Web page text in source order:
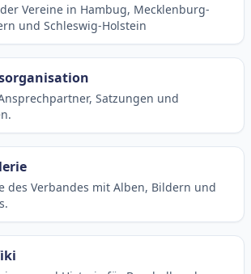
Vereine in Hambug, Mecklenburg-
und Schleswig-Holstein
Satzungen und
des Verbandes mit Alben, Bildern und